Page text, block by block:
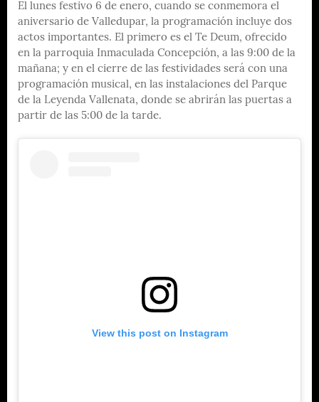
El lunes festivo 6 de enero, cuando se conmemora el
aniversario de Valledupar, la programación incluye dos
actos importantes. El primero es el Te Deum, ofrecido
en la parroquia Inmaculada Concepción, a las 9:00 de la
mañana; y en el cierre de las festividades será con una
programación musical, en las instalaciones del Parque
de la Leyenda Vallenata, donde se abrirán las puertas a
partir de las 5:00 de la tarde.
View this post on Instagram